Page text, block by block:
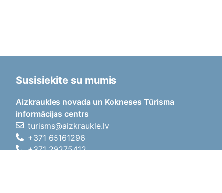
Susisiekite su mumis
Aizkraukles novada un Kokneses Tūrisma
informācijas centrs
turisms@aizkraukle.lv
+371 65161296
+371 29275412